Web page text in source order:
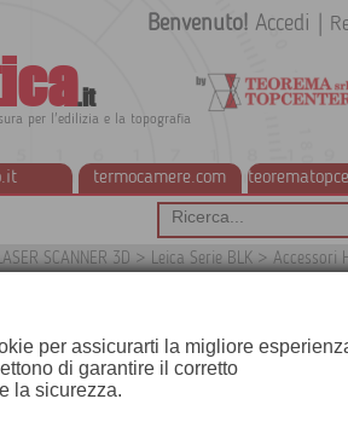
.it
per l'edilizia e la topografia
termocamere.com
Benvenuto! Accedi
SCANNER 3D > Leica Serie BLK > Accessori
per assicurarti la migliore
di garantire il corretto
la sicurezza.